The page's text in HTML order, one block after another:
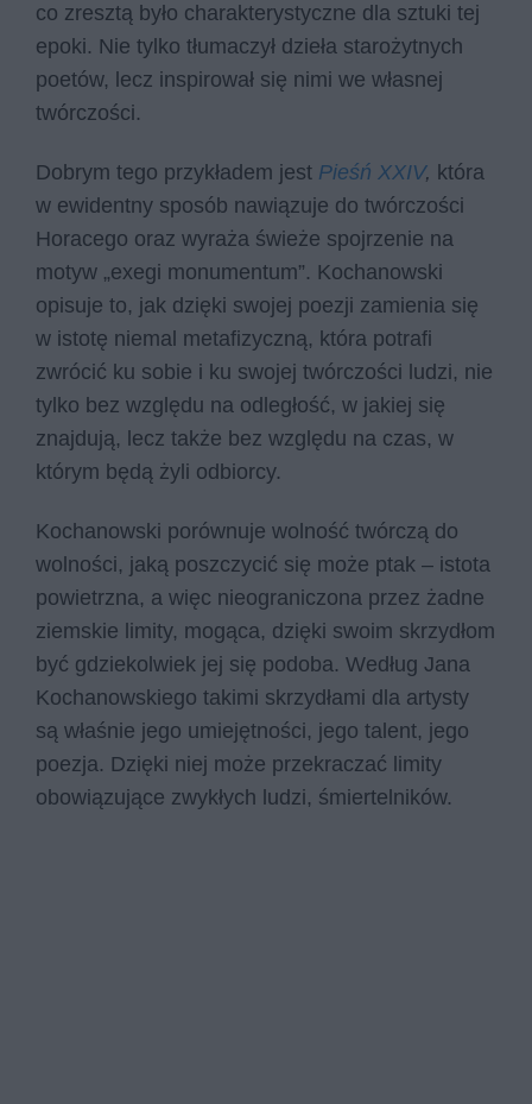
co zresztą było charakterystyczne dla sztuki tej
epoki. Nie tylko tłumaczył dzieła starożytnych
poetów, lecz inspirował się nimi we własnej
twórczości.
Dobrym tego przykładem jest Pieśń XXIV, która
w ewidentny sposób nawiązuje do twórczości
Horacego oraz wyraża świeże spojrzenie na
motyw „exegi monumentum”. Kochanowski
opisuje to, jak dzięki swojej poezji zamienia się
w istotę niemal metafizyczną, która potrafi
zwrócić ku sobie i ku swojej twórczości ludzi, nie
tylko bez względu na odległość, w jakiej się
znajdują, lecz także bez względu na czas, w
którym będą żyli odbiorcy.
Kochanowski porównuje wolność twórczą do
wolności, jaką poszczycić się może ptak – istota
powietrzna, a więc nieograniczona przez żadne
ziemskie limity, mogąca, dzięki swoim skrzydłom
być gdziekolwiek jej się podoba. Według Jana
Kochanowskiego takimi skrzydłami dla artysty
są właśnie jego umiejętności, jego talent, jego
poezja. Dzięki niej może przekraczać limity
obowiązujące zwykłych ludzi, śmiertelników.